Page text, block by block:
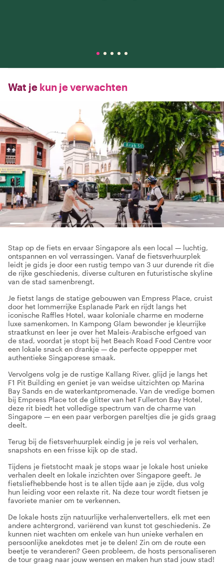
Wat je kun je verwachten
Stap op de fiets en ervaar Singapore als een local — luchtig,
ontspannen en vol verrassingen. Vanaf de fietsverhuurplek
leidt je gids je door een rustig tempo van 3 uur durende rit die
de rijke geschiedenis, diverse culturen en futuristische skyline
van de stad samenbrengt.
Je fietst langs de statige gebouwen van Empress Place, cruist
door het lommerrijke Esplanade Park en rijdt langs het
iconische Raffles Hotel, waar koloniale charme en moderne
luxe samenkomen. In Kampong Glam bewonder je kleurrijke
straatkunst en leer je over het Maleis-Arabische erfgoed van
de stad, voordat je stopt bij het Beach Road Food Centre voor
een lokale snack en drankje — de perfecte oppepper met
authentieke Singaporese smaak.
Vervolgens volg je de rustige Kallang River, glijd je langs het
F1 Pit Building en geniet je van weidse uitzichten op Marina
Bay Sands en de waterkantpromenade. Van de vredige bomen
bij Empress Place tot de glitter van het Fullerton Bay Hotel,
deze rit biedt het volledige spectrum van de charme van
Singapore — en een paar verborgen pareltjes die je gids graag
deelt.
Terug bij de fietsverhuurplek eindig je je reis vol verhalen,
snapshots en een frisse kijk op de stad.
Tijdens je fietstocht maak je stops waar je lokale host unieke
verhalen deelt en lokale inzichten over Singapore geeft. Je
fietsliefhebbende host is te allen tijde aan je zijde, dus volg
hun leiding voor een relaxte rit. Na deze tour wordt fietsen je
favoriete manier om te verkennen.
De lokale hosts zijn natuurlijke verhalenvertellers, elk met een
andere achtergrond, variërend van kunst tot geschiedenis. Ze
kunnen niet wachten om enkele van hun unieke verhalen en
persoonlijke anekdotes met je te delen! Zin om de route een
beetje te veranderen? Geen probleem, de hosts personaliseren
de tour graag naar jouw wensen en maken hun stad jouw stad!